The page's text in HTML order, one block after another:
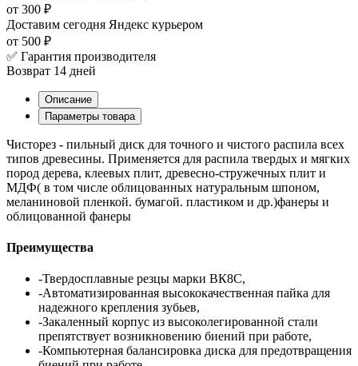
от 300 ₽
Доставим сегодня Яндекс курьером
от 500 ₽
✅ Гарантия производителя
Возврат 14 дней
Описание
Параметры товара
Чисторез - пильный диск для точного и чистого распила всех
типов древесины. Применяется для распила твердых и мягких
пород дерева, клеевых плит, древесно-стружечных плит и
МДФ( в том числе облицованных натуральным шпоном,
меланиновой пленкой. бумагой. пластиком и др.)фанеры и
облицованной фанеры
Преимущества
-Твердосплавные резцы марки ВК8С,
-Автоматизированная высококачественная пайка для
надежного крепления зубьев,
-Закаленный корпус из высоколегированной стали
препятствует возникновению биений при работе,
-Компьютерная балансировка диска для предотвращения